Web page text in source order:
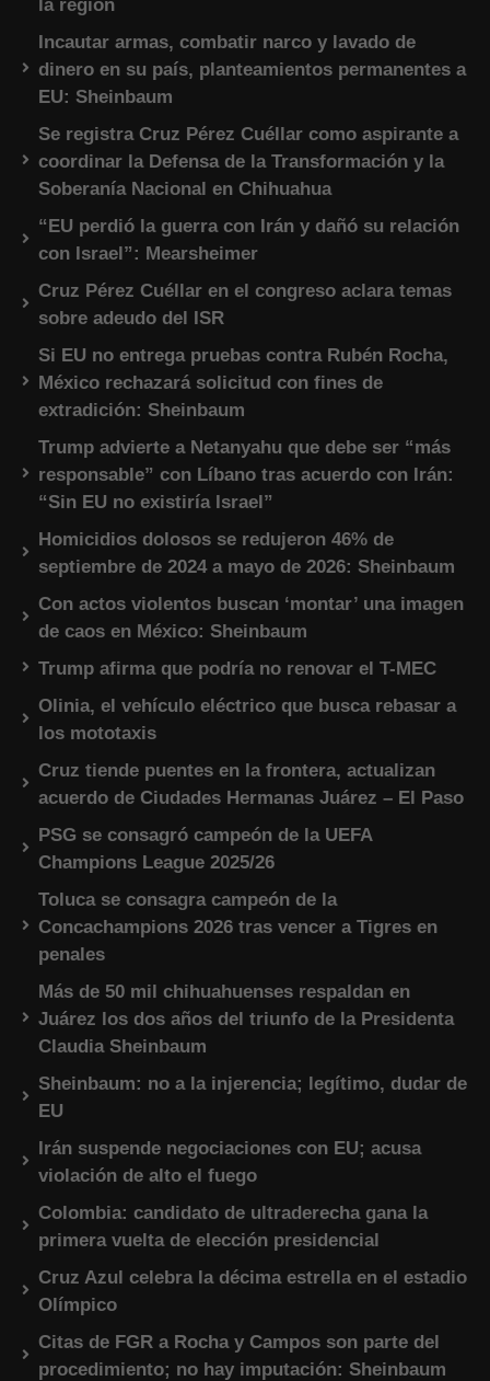
la región
Incautar armas, combatir narco y lavado de
dinero en su país, planteamientos permanentes a
EU: Sheinbaum
Se registra Cruz Pérez Cuéllar como aspirante a
coordinar la Defensa de la Transformación y la
Soberanía Nacional en Chihuahua
“EU perdió la guerra con Irán y dañó su relación
con Israel”: Mearsheimer
Cruz Pérez Cuéllar en el congreso aclara temas
sobre adeudo del ISR
Si EU no entrega pruebas contra Rubén Rocha,
México rechazará solicitud con fines de
extradición: Sheinbaum
Trump advierte a Netanyahu que debe ser “más
responsable” con Líbano tras acuerdo con Irán:
“Sin EU no existiría Israel”
Homicidios dolosos se redujeron 46% de
septiembre de 2024 a mayo de 2026: Sheinbaum
Con actos violentos buscan ‘montar’ una imagen
de caos en México: Sheinbaum
Trump afirma que podría no renovar el T-MEC
Olinia, el vehículo eléctrico que busca rebasar a
los mototaxis
Cruz tiende puentes en la frontera, actualizan
acuerdo de Ciudades Hermanas Juárez – El Paso
PSG se consagró campeón de la UEFA
Champions League 2025/26
Toluca se consagra campeón de la
Concachampions 2026 tras vencer a Tigres en
penales
Más de 50 mil chihuahuenses respaldan en
Juárez los dos años del triunfo de la Presidenta
Claudia Sheinbaum
Sheinbaum: no a la injerencia; legítimo, dudar de
EU
Irán suspende negociaciones con EU; acusa
violación de alto el fuego
Colombia: candidato de ultraderecha gana la
primera vuelta de elección presidencial
Cruz Azul celebra la décima estrella en el estadio
Olímpico
Citas de FGR a Rocha y Campos son parte del
procedimiento; no hay imputación: Sheinbaum